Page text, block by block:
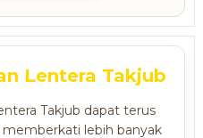
Lentera Takjub
Takjub dapat terus
lebih banyak